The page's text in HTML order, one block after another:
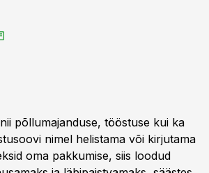
põllumajanduse, tööstuse kui ka
nimel helistama või kirjutama
oma pakkumise, siis loodud